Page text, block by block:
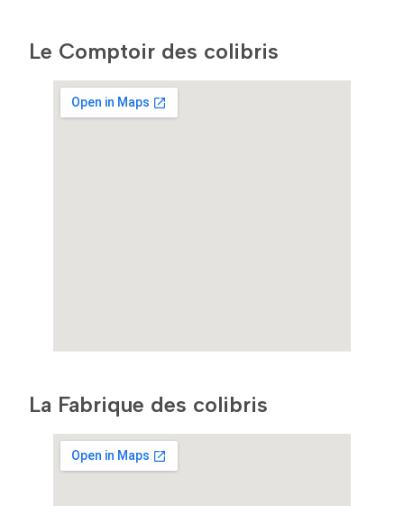
Le Comptoir des colibris
La Fabrique des colibris